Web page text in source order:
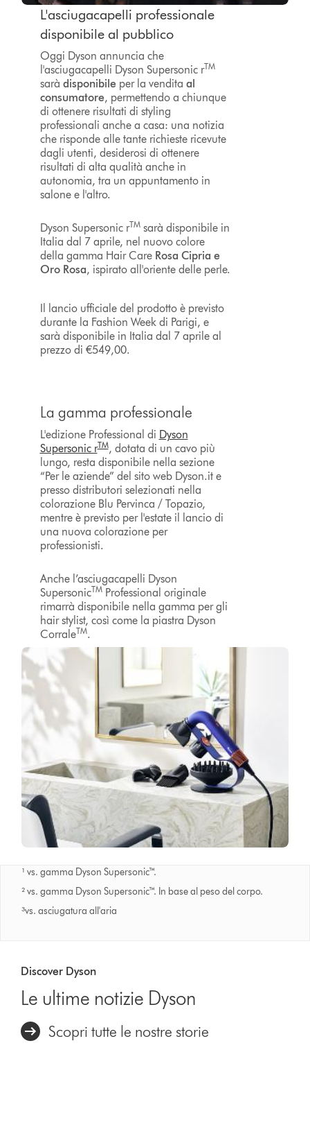
L'asciugacapelli professionale
disponibile al pubblico
Oggi Dyson annuncia che
l'asciugacapelli Dyson Supersonic rTM
sarà disponibile per la vendita al
consumatore, permettendo a chiunque
di ottenere risultati di styling
professionali anche a casa: una notizia
che risponde alle tante richieste ricevute
dagli utenti, desiderosi di ottenere
risultati di alta qualità anche in
autonomia, tra un appuntamento in
salone e l'altro.
Dyson Supersonic rTMsarà disponibile in
Italia dal 7 aprile, nel nuovo colore
della gamma Hair CareRosa Cipria e
Oro Rosa, ispirato all'oriente delle perle.
Il lancio ufficiale del prodotto è previsto
durante la Fashion Week di Parigi, e
sarà disponibile in Italia dal 7 aprile al
prezzo di €549,00.
La gamma professionale
L'edizione Professional di Dyson
Supersonic rTM, dotata di un cavo più
lungo, resta disponibile nella sezione
“Per le aziende” del sito web Dyson.it e
presso distributori selezionati nella
colorazione Blu Pervinca / Topazio,
mentre è previsto per l'estate il lancio di
una nuova colorazione per
professionisti.
Anche l’asciugacapelli Dyson
SupersonicTMProfessional originale
rimarrà disponibile nella gamma per gli
hair stylist, così come la piastra Dyson
CorraleTM.
¹ vs. gamma Dyson Supersonic™.
² vs. gamma Dyson Supersonic™. In base al peso del corpo.
³vs. asciugatura all'aria
Discover Dyson
Le ultime notizie Dyson
Scopri tutte le nostre storie